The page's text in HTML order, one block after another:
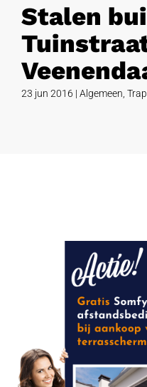
Stalen
23 jun 2016 | Algemeen